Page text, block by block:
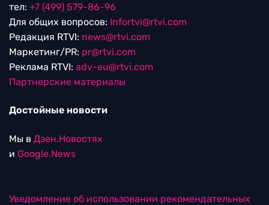
тел: +7 (499) 579-86-96
Для общих вопросов: Infortvi@rtvi.com
Редакция RTVI: news@rtvi.com
Маркетинг/PR: pr@rtvi.com
Реклама RTVI: adv-eu@rtvi.com
Партнерские материалы
Достойные новости
Мы в Дзен.Новостях
и Google.News
Уведомление об использовании рекомендательных